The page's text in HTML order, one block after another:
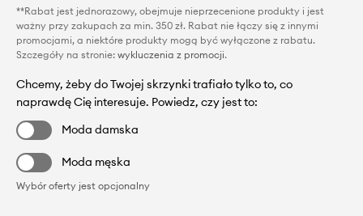
**Rabat jest jednorazowy, obejmuje nieprzecenione produkty i jest
ważny przy zakupach za min. 350 zł. Rabat nie łączy się z innymi
promocjami, a niektóre produkty mogą być wyłączone z rabatu.
Szczegóły na stronie: wykluczenia z promocji.
Chcemy, żeby do Twojej skrzynki trafiało tylko to, co
naprawdę Cię interesuje. Powiedz, czy jest to:
Moda damska
Moda męska
Wybór oferty jest opcjonalny